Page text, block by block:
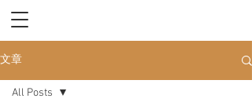
文章
All Posts